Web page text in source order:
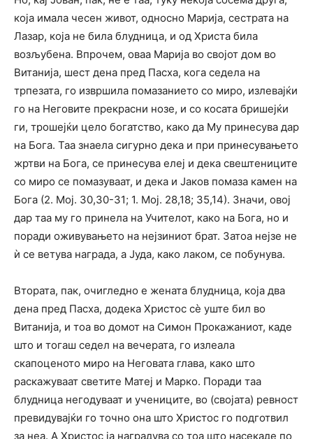
која имала чесен живот, односно Марија, сестрата на
Лазар, која не била блудница, и од Христа била
возљубена. Впрочем, оваа Марија во својот дом во
Витанија, шест дена пред Пасха, кога седела на
трпезата, го извршила помазанието со миро, излевајќи
го на Неговите прекрасни нозе, и со косата бришејќи
ги, трошејќи цело богатство, како да Му принесува дар
на Бога. Таа знаела сигурно дека и при принесувањето
жртви на Бога, се принесува елеј и дека свештениците
со миро се помазуваат, и дека и Јаков помаза камен на
Бога (2. Мој. 30,30-31; 1. Мој. 28,18; 35,14). Значи, овој
дар таа му го принела на Учителот, како на Бога, но и
поради оживувањето на нејзиниот брат. Затоа нејзе не
ѝ се ветува награда, а Јуда, како лаком, се побунува.
Втората, пак, очигледно е жената блудница, која два
дена пред Пасха, додека Христос сè уште бил во
Витанија, и тоа во домот на Симон Прокажаниот, каде
што и тогаш седел на вечерата, го излеала
скапоценото миро на Неговата глава, како што
раскажуваат светите Матеј и Марко. Поради таа
блудница негодуваат и учениците, во (својата) ревност
превидувајќи го точно она што Христос го подготвил
за неа. А Христос ја наградува со тоа што насекаде по